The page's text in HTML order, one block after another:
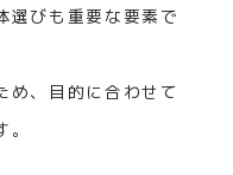
選びも重要な要素で
め、目的に合わせて